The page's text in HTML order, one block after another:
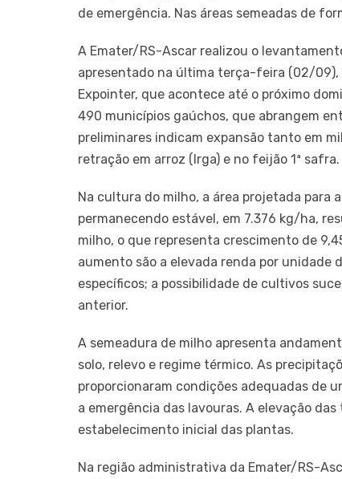
de emergência. Nas áreas semeadas de
A Emater/RS-Ascar realizou o
apresentado na última terça-feira (02/09),
Expointer, que acontece até o próximo
490 municípios gaúchos, que abrangem
preliminares indicam expansão tanto em
retração em arroz (Irga) e no feijão 1ª safra.
Na cultura do milho, a área projetada para
permanecendo estável, em 7.376 kg/ha,
milho, o que representa crescimento de
aumento são a elevada renda por unidade
específicos; a possibilidade de cultivos
anterior.
A semeadura de milho apresenta
solo, relevo e regime térmico. As
proporcionaram condições adequadas de
a emergência das lavouras. A elevação
estabelecimento inicial das plantas.
Na região administrativa da Emater/RS-